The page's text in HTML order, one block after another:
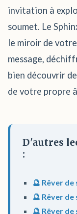
invitation à
soumet. Le
le miroir de
message,
bien découvrir
de votre propre
D'autres
:
🔮 Rêver
🔮 Rêver
🔮 Rêver de